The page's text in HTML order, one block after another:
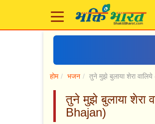
होम भजन तुने मुझे बुलाया शेरा
तुने मुझे बुलाया
Bhajan)